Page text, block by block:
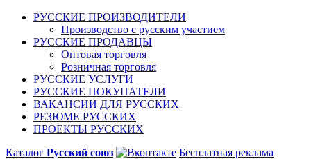
РУССКИЕ ПРОИЗВОДИТЕЛИ
Производство с русским участием
РУССКИЕ ПРОДАВЦЫ
Оптовая торговля
Розничная торговля
РУССКИЕ УСЛУГИ
РУССКИЕ ПОКУПАТЕЛИ
ВАКАНСИИ ДЛЯ РУССКИХ
РЕЗЮМЕ РУССКИХ
ПРОЕКТЫ РУССКИХ
Каталог Русский союз Бесплатная реклама